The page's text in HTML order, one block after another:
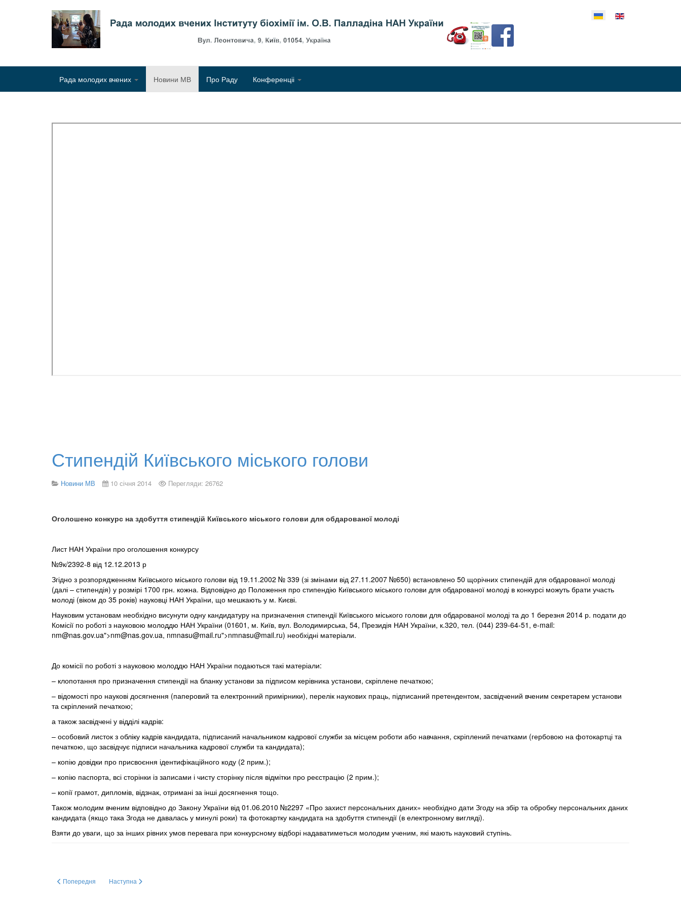
Рада молодих вчених Новини МВ Про Раду Конференціі
Стипендій Київського міського голови
Новини МВ 10 січня 2014 Перегляди: 26762
Оголошено конкурс на здобуття стипендій Київського міського голови для обдарованої молоді
Лист НАН України про оголошення конкурсу
№9к/2392-8 від 12.12.2013 р
Згідно з розпорядженням Київського міського голови від 19.11.2002 № 339 (зі змінами від 27.11.2007 №650) встановлено 50 щорічних стипендій для обдарованої молоді
(далі – стипендія) у розмірі 1700 грн. кожна. Відповідно до Положення про стипендію Київського міського голови для обдарованої молоді в конкурсі можуть брати участь
молоді (віком до 35 років) науковці НАН України, що мешкають у м. Києві.
Науковим установам необхідно висунути одну кандидатуру на призначення стипендії Київського міського голови для обдарованої молоді та до 1 березня 2014 р. подати до
Комісії по роботі з науковою молоддю НАН України (01601, м. Київ, вул. Володимирська, 54, Президія НАН України, к.320, тел. (044) 239-64-51, e-mail:
nm@nas.gov.ua">nm@nas.gov.ua, nmnasu@mail.ru">nmnasu@mail.ru) необхідні матеріали.
До комісії по роботі з науковою молоддю НАН України подаються такі матеріали:
– клопотання про призначення стипендії на бланку установи за підписом керівника установи, скріплене печаткою;
– відомості про наукові досягнення (паперовий та електронний примірники), перелік наукових праць, підписаний претендентом, засвідчений вченим секретарем установи
та скріплений печаткою;
а також засвідчені у відділі кадрів:
– особовий листок з обліку кадрів кандидата, підписаний начальником кадрової служби за місцем роботи або навчання, скріплений печатками (гербовою на фотокартці та
печаткою, що засвідчує підписи начальника кадрової служби та кандидата);
– копію довідки про присвоєння ідентифікаційного коду (2 прим.);
– копію паспорта, всі сторінки із записами і чисту сторінку після відмітки про реєстрацію (2 прим.);
– копії грамот, дипломів, відзнак, отримані за інші досягнення тощо.
Також молодим вченим відповідно до Закону України від 01.06.2010 №2297 «Про захист персональних даних» необхідно дати Згоду на збір та обробку персональних даних
кандидата (якщо така Згода не давалась у минулі роки) та фотокартку кандидата на здобуття стипендії (в електронному вигляді).
Взяти до уваги, що за інших рівних умов перевага при конкурсному відборі надаватиметься молодим ученим, які мають науковий ступінь.
Попередня стаття: Підсумкові Збори Ради молодих вчених 2024
Попередня Наступна стаття: Премія Верховної Ради України
Наступна